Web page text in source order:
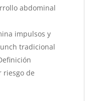
abdominal
impulsos y
tradicional
riesgo de